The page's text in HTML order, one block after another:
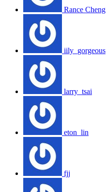
Rance Cheng
iily_gorgeous
larry_tsai
eton_lin
fjj